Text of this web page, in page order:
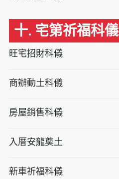
十. 宅第祈福科儀
旺宅招財科儀
商辦動土科儀
房屋銷售科儀
入厝安龍奠土
新車祈福科儀